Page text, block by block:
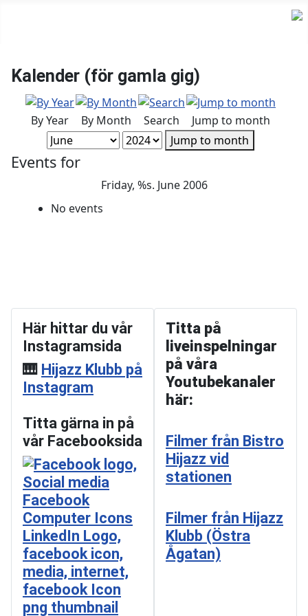
Kalender (för gamla gig)
By Year By Month Search
Jump to month
Jump to month
Events for
Friday, %s. June 2006
No events
Här hittar du vår
Instagramsida
🎹 Hijazz Klubb på
Instagram
Titta gärna in på
vår Facebooksida
Titta på
liveinspelningar
på våra
Youtubekanaler
här:
Filmer från Bistro
Hijazz vid
stationen
Filmer från Hijazz
Klubb (Östra
Ågatan)